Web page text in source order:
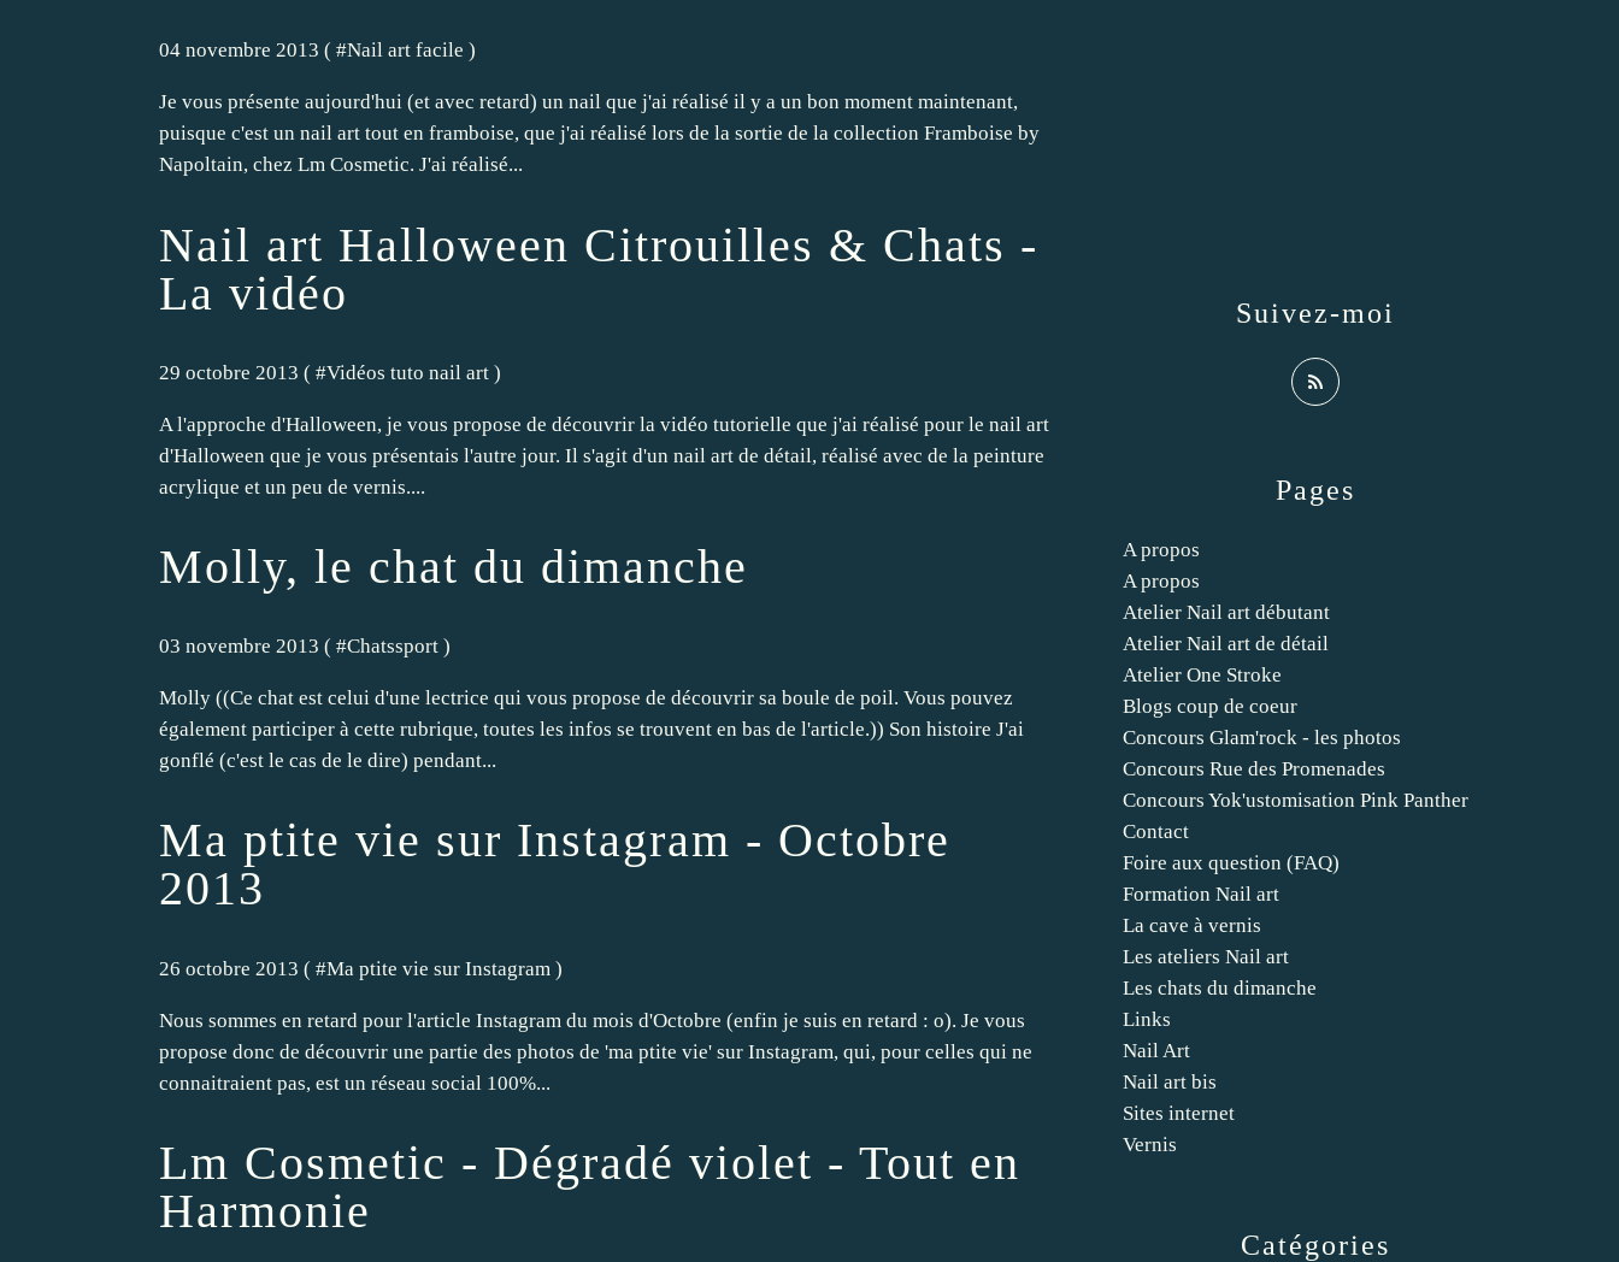
04 novembre 2013 ( #Nail art facile )
Je vous présente aujourd'hui (et avec retard) un nail que j'ai réalisé il y a un bon moment maintenant,
puisque c'est un nail art tout en framboise, que j'ai réalisé lors de la sortie de la collection Framboise by
Napoltain, chez Lm Cosmetic. J'ai réalisé...
Nail art Halloween Citrouilles & Chats -
La vidéo
29 octobre 2013 ( #Vidéos tuto nail art )
A l'approche d'Halloween, je vous propose de découvrir la vidéo tutorielle que j'ai réalisé pour le nail art
d'Halloween que je vous présentais l'autre jour. Il s'agit d'un nail art de détail, réalisé avec de la peinture
acrylique et un peu de vernis....
Molly, le chat du dimanche
03 novembre 2013 ( #Chatssport )
Molly ((Ce chat est celui d'une lectrice qui vous propose de découvrir sa boule de poil. Vous pouvez
également participer à cette rubrique, toutes les infos se trouvent en bas de l'article.)) Son histoire J'ai
gonflé (c'est le cas de le dire) pendant...
Ma ptite vie sur Instagram - Octobre
2013
26 octobre 2013 ( #Ma ptite vie sur Instagram )
Nous sommes en retard pour l'article Instagram du mois d'Octobre (enfin je suis en retard : o). Je vous
propose donc de découvrir une partie des photos de 'ma ptite vie' sur Instagram, qui, pour celles qui ne
connaitraient pas, est un réseau social 100%...
Lm Cosmetic - Dégradé violet - Tout en
Harmonie
Catégories
Pages
A propos
A propos
Atelier Nail art débutant
Atelier Nail art de détail
Atelier One Stroke
Blogs coup de coeur
Concours Glam'rock - les photos
Concours Rue des Promenades
Concours Yok'ustomisation Pink Panther
Contact
Foire aux question (FAQ)
Formation Nail art
La cave à vernis
Les ateliers Nail art
Les chats du dimanche
Links
Nail Art
Nail art bis
Sites internet
Vernis
Suivez-moi